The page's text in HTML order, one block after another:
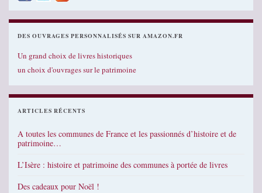
DES OUVRAGES PERSONNALISÉS SUR AMAZON.FR
Un grand choix de livres historiques
un choix d'ouvrages sur le patrimoine
ARTICLES RÉCENTS
A toutes les communes de France et les passionnés d’histoire et de
patrimoine…
L’Isère : histoire et patrimoine des communes à portée de livres
Des cadeaux pour Noël !